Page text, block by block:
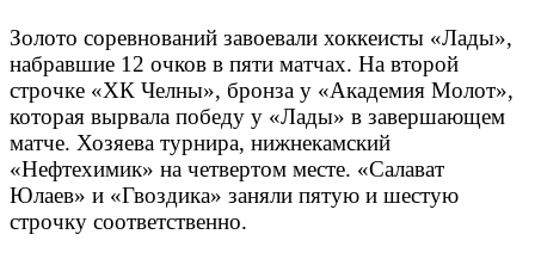
Золото соревнований завоевали хоккеисты «Лады»,
набравшие 12 очков в пяти матчах. На второй
строчке «ХК Челны», бронза у «Академия Молот»,
которая вырвала победу у «Лады» в завершающем
матче. Хозяева турнира, нижнекамский
«Нефтехимик» на четвертом месте. «Салават
Юлаев» и «Гвоздика» заняли пятую и шестую
строчку соответственно.